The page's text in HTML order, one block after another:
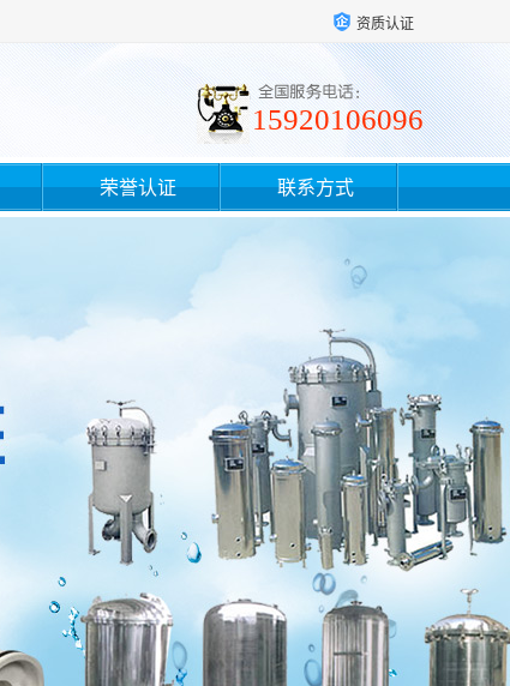
资质认证
15920106096
荣誉认证 联系方式